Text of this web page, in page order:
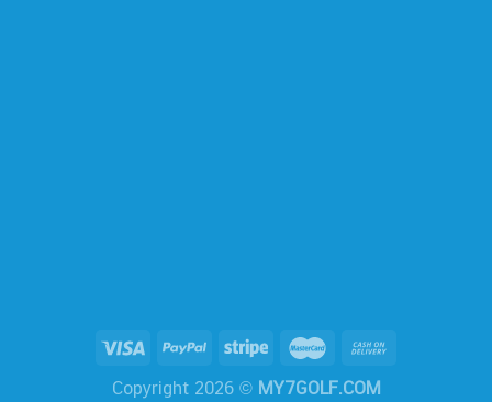
Copyright 2026 © MY7GOLF.COM